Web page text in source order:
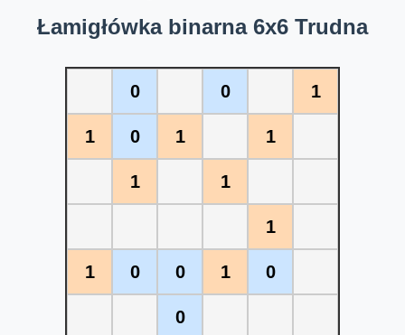
Łamigłówka binarna 6x6 Trudna
0 0 1
1 0 1 1
1 1
1
1 0 0 1 0
0